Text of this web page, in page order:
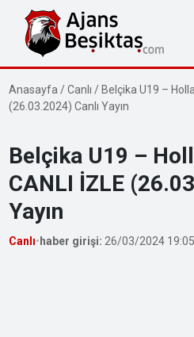
Anasayfa /Canlı / Belçika U19 –
(26.03.2024) Canlı Yayın
Belçika U19 –
CANLI İZLE
Yayın
Canlı• haber girişi: 26/03/2024 19:05